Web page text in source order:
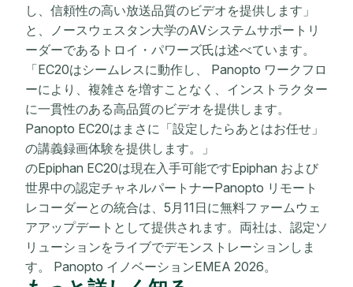
し、信頼性の高い放送品質のビデオを提供します」
と、ノースウェスタン大学のAVシステムサポートリ
ーダーであるトロイ・パワーズ氏は述べています。
「EC20はシームレスに動作し、 Panopto ワークフロ
ーにより、複雑さを増すことなく、インストラクター
に一貫性のある高品質のビデオを提供します。
Panopto EC20はまさに「設定したらあとはお任せ」
の講義録画体験を提供します。」
のEpiphan EC20は現在入手可能ですEpiphan および
世界中の認定チャネルパートナーPanopto リモート
レコーダーとの統合は、5月11日に無料ファームウェ
アアップデートとして提供されます。両社は、認定ソ
リューションをライブでデモンストレーションしま
す。 Panopto イノベーションEMEA 2026。